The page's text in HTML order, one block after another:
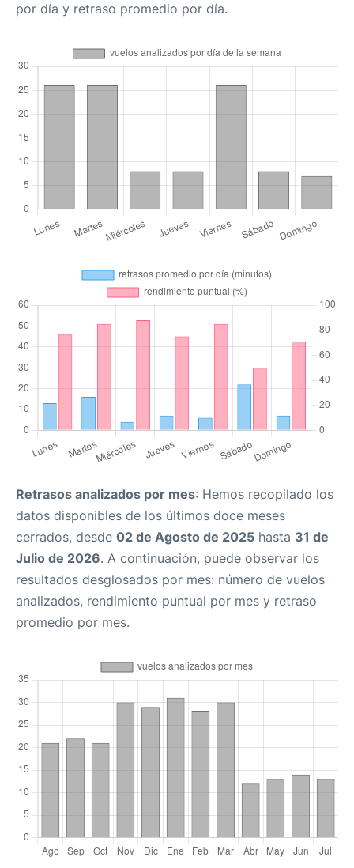
por día y retraso promedio por día.
Retrasos analizados por mes: Hemos recopilado los
datos disponibles de los últimos doce meses
cerrados, desde 02 de Agosto de 2025 hasta 31 de
Julio de 2026. A continuación, puede observar los
resultados desglosados por mes: número de vuelos
analizados, rendimiento puntual por mes y retraso
promedio por mes.